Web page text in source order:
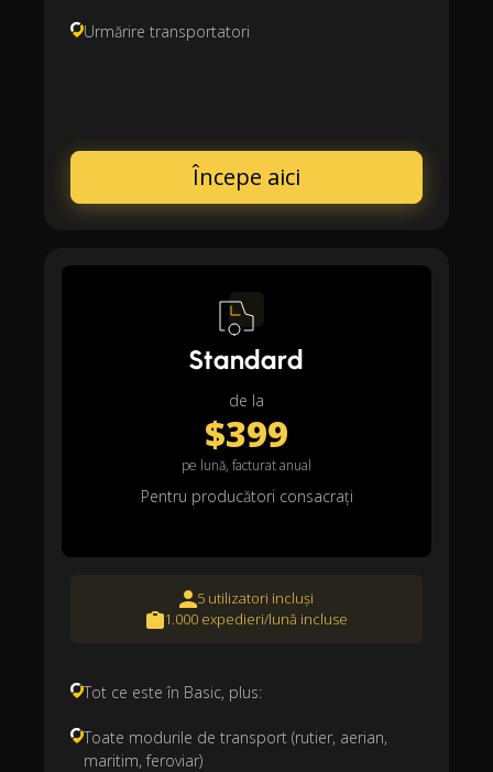
Urmărire transportatori
Începe aici
Standard
de la
$399
pe lună, facturat anual
Pentru producători consacrați
5 utilizatori incluși
1.000 expedieri/lună incluse
Tot ce este în Basic, plus:
Toate modurile de transport (rutier, aerian,
maritim, feroviar)